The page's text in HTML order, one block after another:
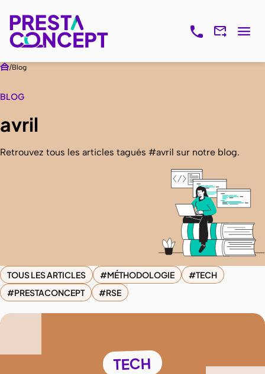
Blog
BLOG
avril
Retrouvez tous les articles tagués #avril sur notre blog.
TOUS LES ARTICLES MÉTHODOLOGIE
TECH
PRESTACONCEPT
RSE
TECH